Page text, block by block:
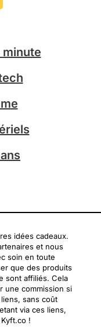
minute
idées cadeaux.
et nous
soin en toute
que des produits
sont affiliés. Cela
une commission si
sans coût
via ces liens,
!